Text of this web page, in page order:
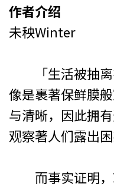
作者介绍
未秧Winter
「生活被抽离
像是裹著保鲜膜
与清晰，因此拥
观察著人们露出困
而事实证明，